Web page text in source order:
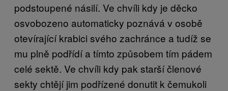
podstoupené násilí. Ve chvíli kdy je děcko
osvobozeno automaticky poznává v osobě
otevírající krabici svého zachránce a tudíž se
mu plně podřídí a tímto způsobem tím pádem
celé sektě. Ve chvíli kdy pak starší členové
sekty chtějí jim podřízené donutit k čemukoli